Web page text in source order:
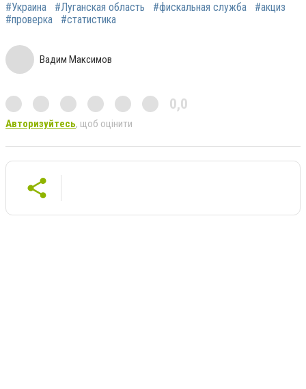
#Украина #Луганская область #фискальная служба
#акциз
#проверка
#статистика
Вадим Максимов
0,0
Авторизуйтесь, щоб оцінити